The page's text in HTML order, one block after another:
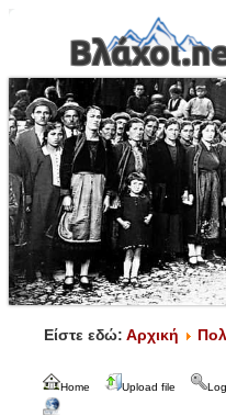
Είστε εδώ: Αρχική
Home Upload file